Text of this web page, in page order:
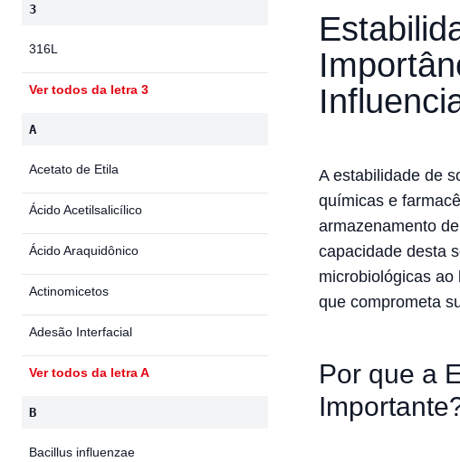
A estabilidade de
químicas e
armazenamento
capacidade desta
microbiológicas
que comprometa
Por que a
3
316L
Ver todos da letra 3
A
Acetato de Etila
Ácido Acetilsalicílico
Ácido Araquidônico
Actinomicetos
Adesão Interfacial
Ver todos da letra A
B
Bacillus influenzae